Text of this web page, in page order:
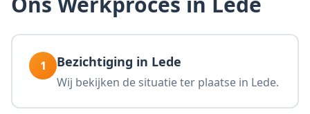
1 Bezichtiging in Lede
Wij bekijken de situatie ter plaatse in Lede.